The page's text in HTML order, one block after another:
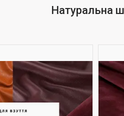
Натуральна